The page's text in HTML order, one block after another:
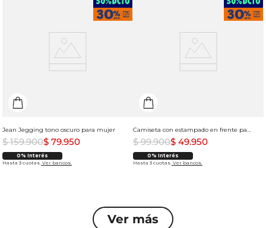
Jean Jegging tono oscuro para mujer
$ 159.900$ 79.950
0% Interés
Hasta 3 cuotas. Ver bancos.
Camiseta con estampado en frente para hombre
$ 99.900$ 49.950
0% Interés
Hasta 3 cuotas. Ver bancos.